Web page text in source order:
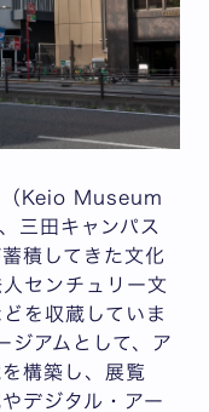
（Keio Museum
田キャンパス
積してきた文化
センチュリー文
を収蔵していま
ジアムとして、ア
構築し、展覧
デジタル・アー